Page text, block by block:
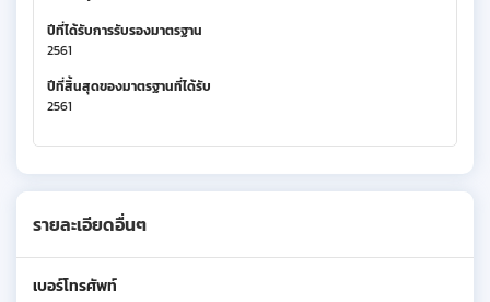
ปีที่ได้รับการรับรองมาตรฐาน
2561
ปีที่สิ้นสุดของมาตรฐานที่ได้รับ
2561
รายละเอียดอื่นๆ
เบอร์โทรศัพท์